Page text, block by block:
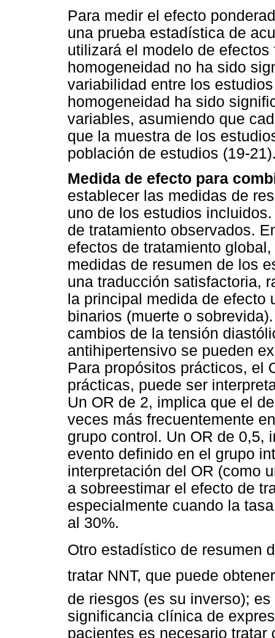
Para medir el efecto
una prueba estadística de
utilizará el modelo de
homogeneidad no ha sido
variabilidad entre los
homogeneidad ha sido
variables, asumiendo que
que la muestra de los
población de estudios (19-
Medida de efecto para
establecer las medidas de
uno de los estudios
de tratamiento observados.
efectos de tratamiento
medidas de resumen de los
una traducción satisfactoria,
la principal medida de efecto
binarios (muerte o
cambios de la tensión
antihipertensivo se pueden
Para propósitos prácticos, el
prácticas, puede ser
Un OR de 2, implica que el
veces más frecuentemente
grupo control. Un OR de 0,5,
evento definido en el grupo
interpretación del OR (como
a sobreestimar el efecto de
especialmente cuando la
al 30%.
Otro estadístico de resumen
tratar NNT, que puede
de riesgos (es su inverso);
significancia clínica de
pacientes es necesario tratar